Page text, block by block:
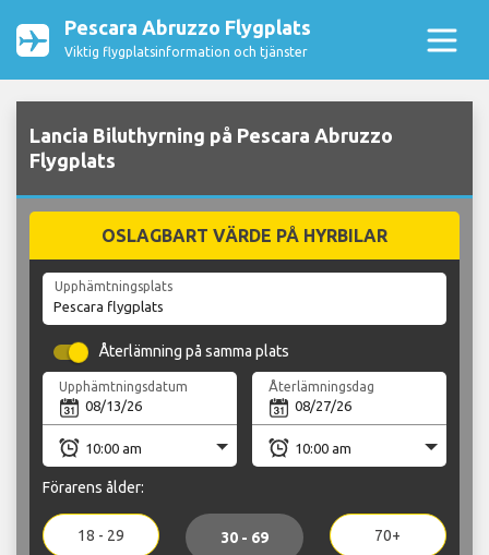
Pescara Abruzzo Flygplats
Viktig flygplatsinformation och tjänster
Lancia Biluthyrning på Pescara Abruzzo
Flygplats
OSLAGBART VÄRDE PÅ HYRBILAR
Upphämtningsplats
Återlämning på samma plats
Upphämtningsdatum Återlämningsdag
Förarens ålder:
18 - 29 30 - 69 70+